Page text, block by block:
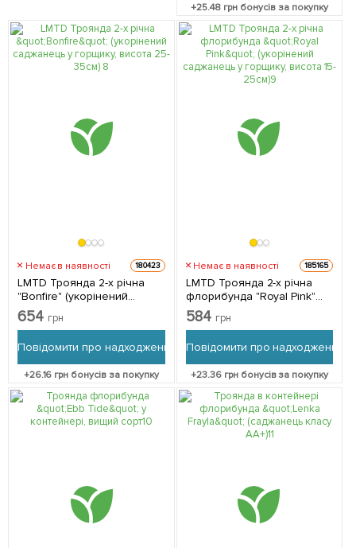
+25.48 грн бонусів за покупку
Немає в наявності 180423
LMTD Троянда 2-х річна
"Bonfire" (укорінений
саджанець у горщику,
висота 25-35см) з
упаковці
654 грн
Повідомити про надходження
+26.16 грн бонусів за покупку
Немає в наявності 185165
LMTD Троянда 2-х річна
флорибунда "Royal Pink"
(укорінений саджанець у
горщику, висота 15-25см) з
упаковці
584 грн
Повідомити про надходження
+23.36грн бонусів за покупку